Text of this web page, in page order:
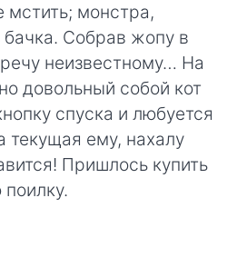
монстра,
Собрав жопу в
неизвестному… На
довольный собой кот
спуска и любуется
текущая ему, нахалу
Пришлось купить